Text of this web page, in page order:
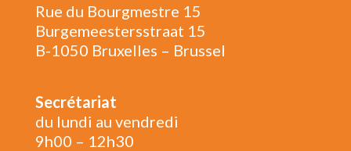
Rue du Bourgmestre 15
Burgemeestersstraat 15
B-1050 Bruxelles – Brussel
Secrétariat
du lundi au vendredi
9h00 – 12h30